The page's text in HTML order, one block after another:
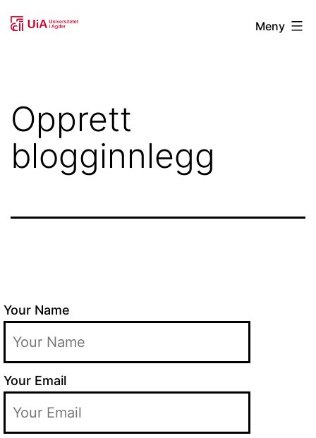
tilStudenter
innovasjonsprosjekt
Meny
Opprett
blogginnlegg
Your Name
Your Email